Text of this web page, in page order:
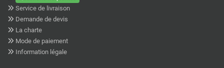
Service de livraison
Demande de devis
La charte
Mode de paiement
Information légale